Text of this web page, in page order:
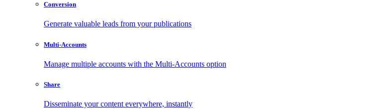
Conversion
Generate valuable leads from your publications
Multi-Accounts
Manage multiple accounts with the Multi-Accounts option
Share
Disseminate your content everywhere, instantly